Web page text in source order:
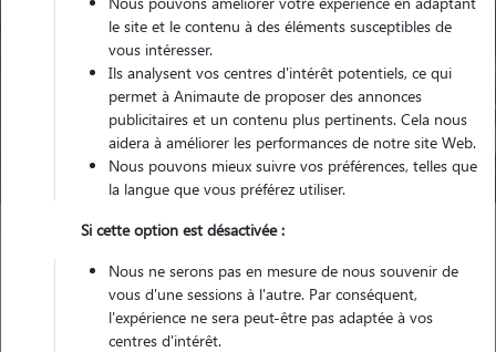
Pour quel animal ?
Trouver mon Pet Sitter
Bouches-du-Rhône
Saintes-Maries-de-la-Mer
le site et le contenu à des éléments susceptibles de
vous intéresser.
Ils analysent vos centres d'intérêt potentiels, ce qui
permet à Animaute de proposer des annonces
publicitaires et un contenu plus pertinents. Cela nous
aidera à améliorer les performances de notre site Web.
Nous pouvons mieux suivre vos préférences, telles que
la langue que vous préférez utiliser.
Si cette option est désactivée :
Nous ne serons pas en mesure de nous souvenir de
vous d'une sessions à l'autre. Par conséquent,
l'expérience ne sera peut-être pas adaptée à vos
centres d'intérêt.